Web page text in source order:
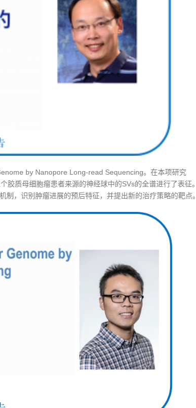
by Nanopore Long-read Sequencing。在本项研究
质母细胞瘤患者来源的神经球中的SVs的全谱进行了表征。
，识别肿瘤进展的预后特征，并提出新的治疗策略的靶点。